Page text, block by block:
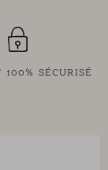
SÉCURISÉ